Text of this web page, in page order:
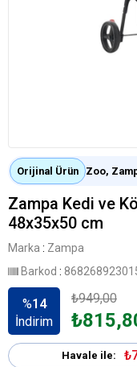
Orijinal Ürün Zoo,
Zampa Kedi ve
48x35x50 cm
Marka : Zampa
Barkod :
%14
İndirim
₺949,00
Havale ile: